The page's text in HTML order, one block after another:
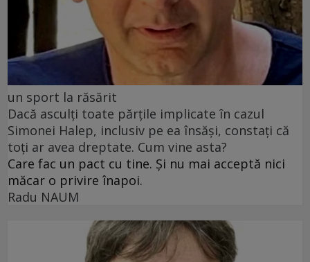
un sport la răsărit
Dacă asculți toate părțile implicate în cazul
Simonei Halep, inclusiv pe ea însăși, constați că
toți ar avea dreptate. Cum vine asta?
Care fac un pact cu tine. Și nu mai acceptă nici
măcar o privire înapoi.
Radu NAUM